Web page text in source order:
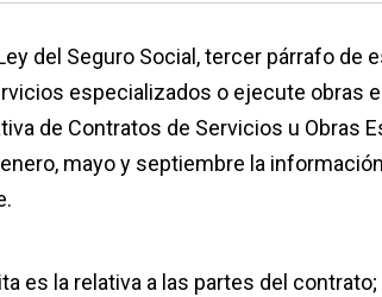
del Seguro Social, tercer párrafo de
especializados o ejecute obras
de Contratos de Servicios u Obras
mayo y septiembre la
es la relativa a las partes del